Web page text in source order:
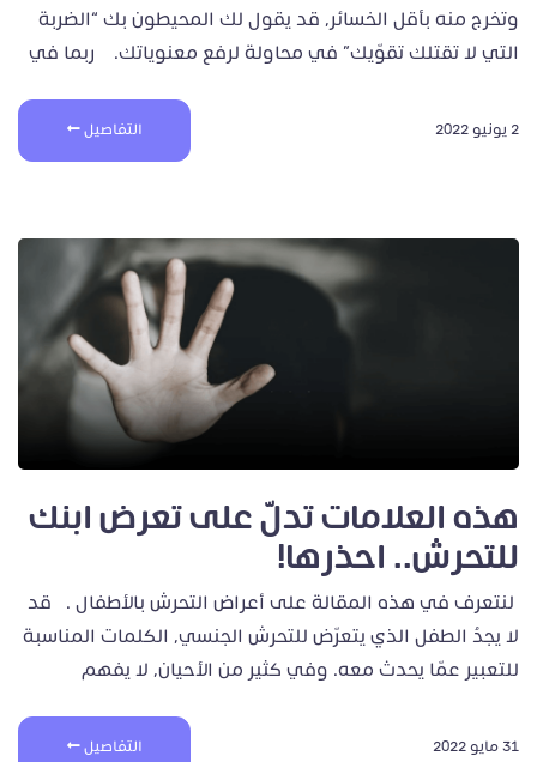
وتخرج منه بأقل الخسائر، قد يقول لك المحيطون بك “الضربة
التي لا تقتلك تقوّيك” في محاولة لرفع معنوياتك. ربما في
2 يونيو 2022 التفاصيل
هذه العلامات تدلّ على تعرض ابنك
للتحرش.. احذرها!
لنتعرف في هذه المقالة على أعراض التحرش بالأطفال . قد
لا يجدُ الطفل الذي يتعرّض للتحرش الجنسي، الكلمات المناسبة
للتعبير عمّا يحدث معه. وفي كثير من الأحيان، لا يفهم
31 مايو 2022 التفاصيل